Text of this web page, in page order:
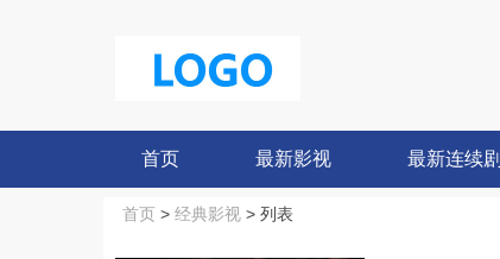
首页 最新影视 最新连续剧
首页 > 经典影视 > 列表